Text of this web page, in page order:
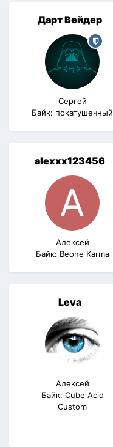
Дарт Вейдер
Сергей
Байк: покатушечный
alexxx123456
Алексей
Байк: Beone Karma
Leva
Алексей
Байк: Cube Acid
Custom